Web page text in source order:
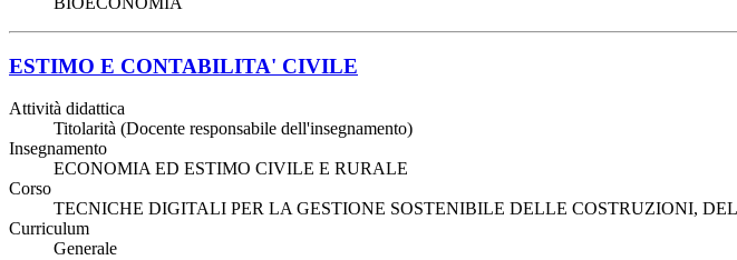
ESTIMO E CONTABILITA' CIVILE
Attività didattica
Titolarità (Docente responsabile dell'insegnamento)
Insegnamento
ECONOMIA ED ESTIMO CIVILE E RURALE
Corso
TECNICHE DIGITALI PER LA GESTIONE SOSTENIBILE DELLE COSTRUZIONI,
Curriculum
Generale